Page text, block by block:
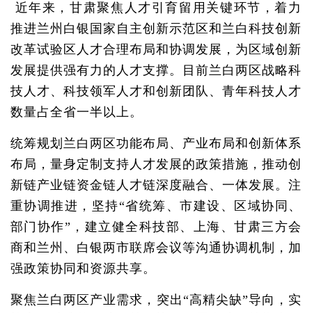
近年来，甘肃聚焦人才引育留用关键环节，着力
推进兰州白银国家自主创新示范区和兰白科技创新
改革试验区人才合理布局和协调发展，为区域创新
发展提供强有力的人才支撑。目前兰白两区战略科
技人才、科技领军人才和创新团队、青年科技人才
数量占全省一半以上。
统筹规划兰白两区功能布局、产业布局和创新体系
布局，量身定制支持人才发展的政策措施，推动创
新链产业链资金链人才链深度融合、一体发展。注
重协调推进，坚持“省统筹、市建设、区域协同、
部门协作”，建立健全科技部、上海、甘肃三方会
商和兰州、白银两市联席会议等沟通协调机制，加
强政策协同和资源共享。
聚焦兰白两区产业需求，突出“高精尖缺”导向，实